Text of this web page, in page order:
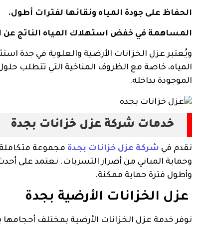
الحفاظ على جودة المياه ونقائها لفترات أطول.
المساهمة في خفض استهلاك المياه الناتج عن
ويُعتبر عزل الخزانات الأرضية والعلوية في جدة
المياه، خاصة مع الظروف المناخية التي تتطلب
الموجودة بداخله.
خدمات شركة عزل خزانات بجدة
نقدم في شركة عزل خزانات بجدة مجموعة
وحماية المباني من أضرار التسربات. نعتمد على
وأطول فترة حماية ممكنة.
عزل الخزانات الأرضية بجدة
نوفر خدمة عزل الخزانات الأرضية بمختلف